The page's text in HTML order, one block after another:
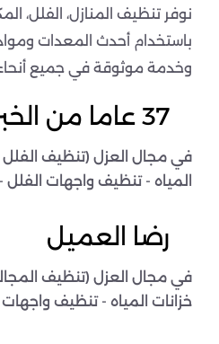
نوفر تنظيف المنازل، الفلل،
باستخدام أحدث المعدات
وخدمة موثوقة في جميع أنحاء
37 عاما من الخبرة
في مجال العزل (تنظيف
المياه - تنظيف واجهات
رضا العميل
في مجال العزل (تنظيف
خزانات المياه - تنظيف